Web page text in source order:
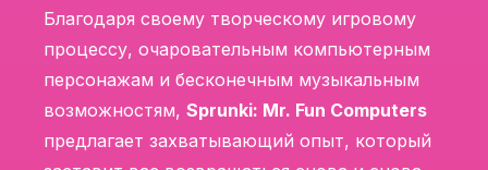
Благодаря своему творческому игровому
процессу, очаровательным компьютерным
персонажам и бесконечным музыкальным
возможностям, Sprunki: Mr. Fun Computers
предлагает захватывающий опыт, который